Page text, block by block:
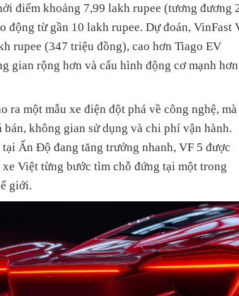
điểm khoảng 7,99 lakh rupee (tương đương
động từ gần 10 lakh rupee. Dự đoán, VinFast
rupee (347 triệu đồng), cao hơn Tiago EV
gian rộng hơn và cấu hình động cơ mạnh
ra một mẫu xe điện đột phá về công nghệ, mà
không gian sử dụng và chi phí vận hành.
Ấn Độ đang tăng trưởng nhanh, VF 5 được
Việt từng bước tìm chỗ đứng tại một trong
giới.